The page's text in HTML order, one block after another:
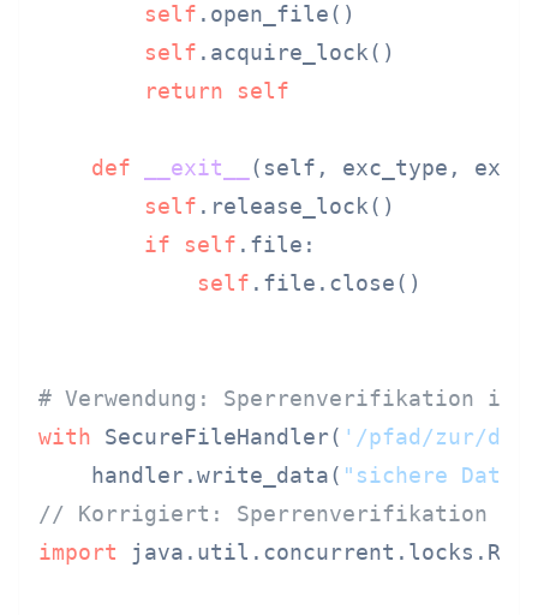
self .open_file()
self .acquire_lock()
return
self
def __exit__ ( self, exc_type,
self .release_lock()
if
self .file:
self .file.close()
# Verwendung: Sperrenverifikation ist
with SecureFileHandler( '/pfad/zur/
    handler.write_data(
"sichere
// Korrigiert: Sperrenverifikation
import